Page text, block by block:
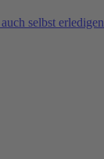
selbst